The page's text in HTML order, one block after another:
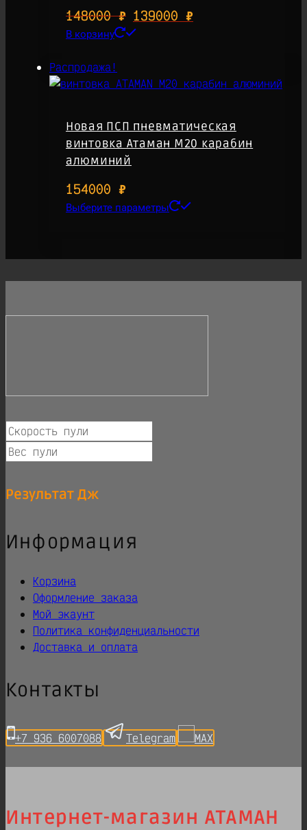
148000₽ Первоначальная
цена
139000 ₽
В корзину
Распродажа!
Новая ПСП пневматическая
винтовка Атаман M20 карабин
алюминий
154000 ₽
Выберите параметры
Этот
выбрать
Результат Дж
Информация
Корзина
Оформление заказа
Мой экаунт
Политика конфиденциальности
Доставка и оплата
Контакты
+7 936 6007088 Telegram MAX
Интернет-магазин АТАМАН